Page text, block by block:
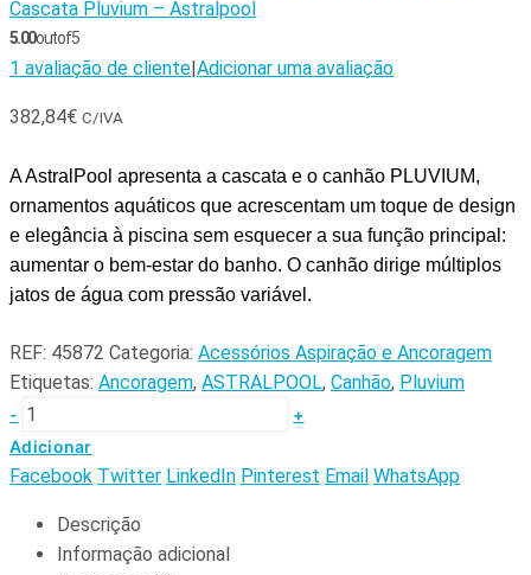
Cascata Pluvium – Astralpool
5.00out of 5
1 avaliação de cliente|Adicionar uma avaliação
382,84€ C/IVA
A AstralPool apresenta a cascata e o canhão PLUVIUM,
ornamentos aquáticos que acrescentam um toque de design
e elegância à piscina sem esquecer a sua função principal:
aumentar o bem-estar do banho. O canhão dirige múltiplos
jatos de água com pressão variável.
REF: 45872 Categoria: Acessórios Aspiração e Ancoragem
Etiquetas: Ancoragem, ASTRALPOOL, Canhão, Pluvium
-
+
Adicionar
Facebook Twitter LinkedIn Pinterest Email WhatsApp
Descrição
Informação adicional